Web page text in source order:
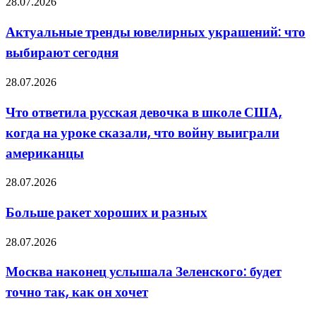
задач
подходит
ювелирных
украшений:
что
сегодня
Актуальные тренды ювелирных украшений: что
выбирают сегодня
Что
русская
девочка
в
США,
на
сказали,
что
выиграли
28.07.2026
Что ответила русская девочка в школе США,
когда на уроке сказали, что войну выиграли
американцы
Больше
хороших
и
28.07.2026
Больше ракет хороших и разных
Москва
услышала
Зеленского:
будет
28.07.2026
Москва наконец услышала Зеленского: будет
точно так, как он хочет